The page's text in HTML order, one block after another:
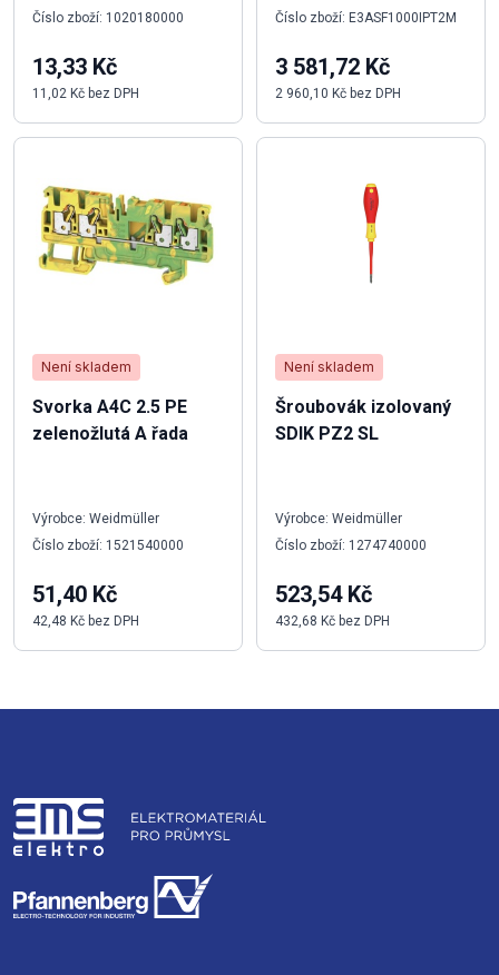
Číslo zboží: 1020180000
13,33 Kč
11,02 Kč bez DPH
Není skladem
Svorka A4C 2.5 PE
zelenožlutá A řada
Výrobce: Weidmüller
Číslo zboží: 1521540000
51,40 Kč
42,48 Kč bez DPH
Číslo zboží: E3ASF1000IPT2M
3 581,72 Kč
2 960,10 Kč bez DPH
Není skladem
Šroubovák izolovaný
SDIK PZ2 SL
Výrobce: Weidmüller
Číslo zboží: 1274740000
523,54 Kč
432,68 Kč bez DPH